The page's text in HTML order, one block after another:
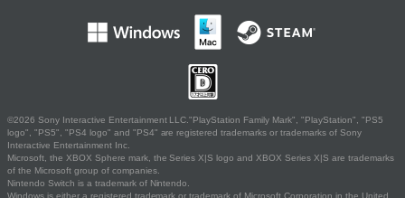
©2026 Sony Interactive Entertainment LLC."PlayStation Family Mark", "PlayStation", "PS5
logo", "PS5", "PS4 logo" and "PS4" are registered trademarks or trademarks of Sony
Interactive Entertainment Inc.
Microsoft, the XBOX Sphere mark, the Series X|S logo and XBOX Series X|S are trademarks
of the Microsoft group of companies.
Nintendo Switch is a trademark of Nintendo.
Windows is either a registered trademark or trademark of Microsoft Corporation in the United